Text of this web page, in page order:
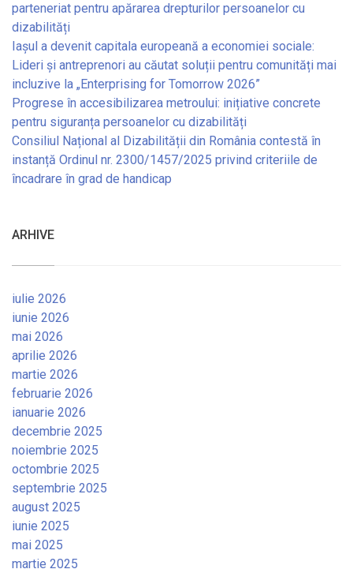
parteneriat pentru apărarea drepturilor persoanelor cu
dizabilități
Iașul a devenit capitala europeană a economiei sociale:
Lideri și antreprenori au căutat soluții pentru comunități mai
incluzive la „Enterprising for Tomorrow 2026”
Progrese în accesibilizarea metroului: inițiative concrete
pentru siguranța persoanelor cu dizabilități
Consiliul Național al Dizabilității din România contestă în
instanță Ordinul nr. 2300/1457/2025 privind criteriile de
încadrare în grad de handicap
ARHIVE
iulie 2026
iunie 2026
mai 2026
aprilie 2026
martie 2026
februarie 2026
ianuarie 2026
decembrie 2025
noiembrie 2025
octombrie 2025
septembrie 2025
august 2025
iunie 2025
mai 2025
martie 2025